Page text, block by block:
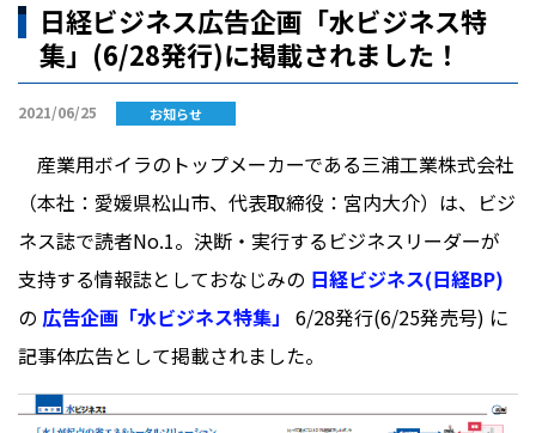
日経ビジネス広告企画「水ビジネス特
集」(6/28発行)に掲載されました！
2021/06/25 お知らせ
産業用ボイラのトップメーカーである三浦工業株式会社
（本社：愛媛県松山市、代表取締役：宮内大介）は、ビジ
ネス誌で読者No.1。決断・実行するビジネスリーダーが
支持する情報誌としておなじみの 日経ビジネス(日経BP)
の 広告企画「水ビジネス特集」 6/28発行(6/25発売号) に
記事体広告として掲載されました。